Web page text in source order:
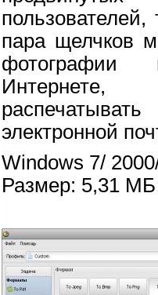
пара щелчков
электронной
Windows 7/
Размер: 5,31 МБ